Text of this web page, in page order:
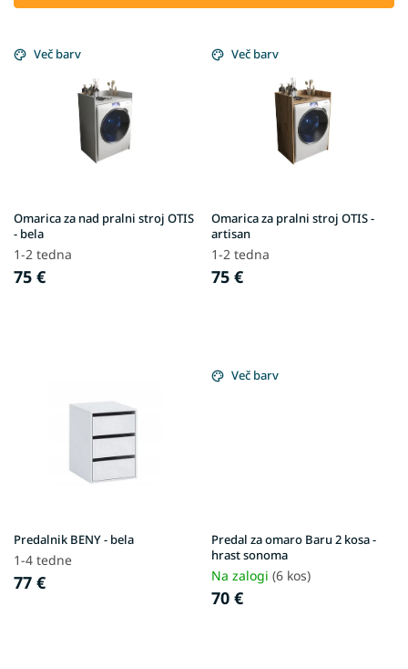
e
v
i
d
u
c
t
Več barv
Omarica za nad pralni stroj OTIS
- bela
1-2 tedna
75 €
Več barv
Omarica za pralni stroj OTIS -
artisan
1-2 tedna
75 €
Predalnik BENY - bela
1-4 tedne
77 €
Več barv
Predal za omaro Baru 2 kosa -
hrast sonoma
Na zalogi (6 kos)
70 €